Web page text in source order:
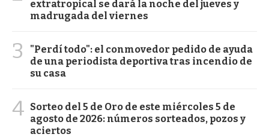
extratropical se dará la noche del jueves y
madrugada del viernes
3
"Perdí todo": el conmovedor pedido de ayuda
de una periodista deportiva tras incendio de
su casa
4 Sorteo del 5 de Oro de este miércoles 5 de
agosto de 2026: números sorteados, pozos y
aciertos